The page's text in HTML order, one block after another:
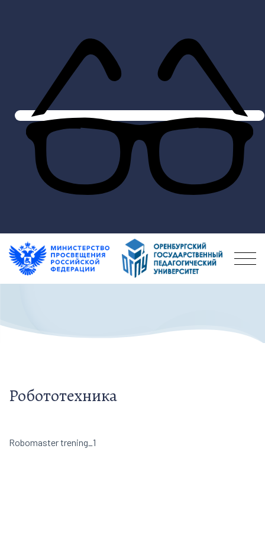
Робототехника
Robomaster trening_1